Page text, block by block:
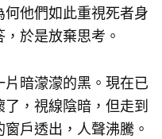
他們如此重視死者身
於是放棄思考。
暗濛濛的黑。現在已
，視線陰暗，但走到
戶透出，人聲沸騰。